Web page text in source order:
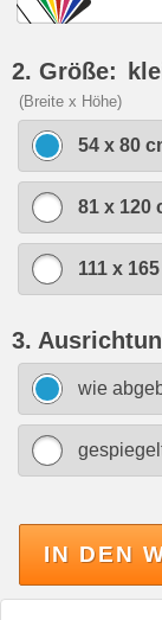
2. Größe:
(Breite x Höhe)
54 x 80
81 x 120
111 x
3.
wie
IN DEN